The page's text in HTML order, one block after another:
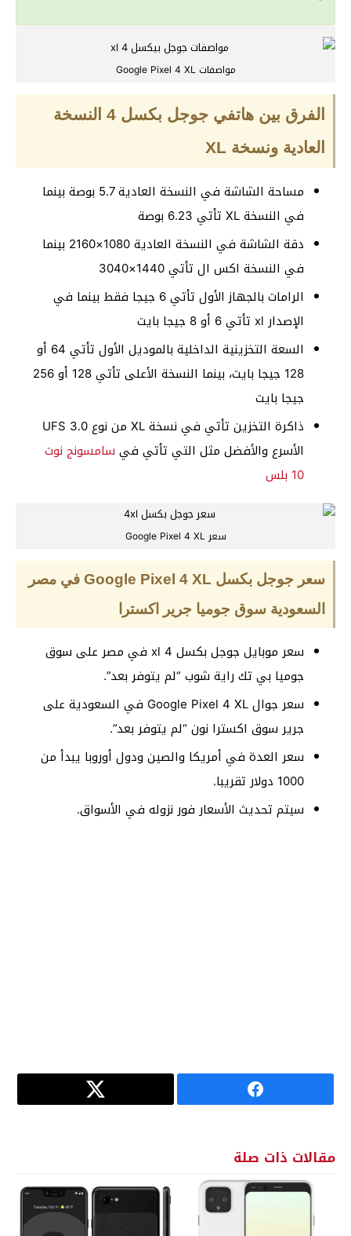
مواصفات Google Pixel 4 XL
الفرق بين هاتفي جوجل بكسل 4 النسخة
العادية ونسخة XL
مساحة الشاشة في النسخة العادية 5.7 بوصة بينما
في النسخة XL تأتي 6.23 بوصة
دقة الشاشة في النسخة العادية 1080×2160 بينما
في النسخة اكس ال تأتي 1440×3040
الرامات بالجهاز الأول تأتي 6 جيجا فقط بينما في
الإصدار xl تأتي 6 أو 8 جيجا بايت
السعة التخزينية الداخلية بالموديل الأول تأتي 64 أو
128 جيجا بايت، بينما النسخة الأعلى تأتي 128 أو 256
جيجا بايت
ذاكرة التخزين تأتي في نسخة XL من نوع UFS 3.0
الأسرع والأفضل مثل التي تأتي في سامسونج نوت
10 بلس
سعر Google Pixel 4 XL
سعر جوجل بكسل Google Pixel 4 XL في مصر
السعودية سوق جوميا جرير اكسترا
سعر موبايل جوجل بكسل 4 xl في مصر على سوق
جوميا بي تك راية شوب “لم يتوفر بعد”.
سعر جوال Google Pixel 4 XL في السعودية على
جرير سوق اكسترا نون “لم يتوفر بعد”.
سعر العدة في أمريكا والصين ودول أوروبا يبدأ من
1000 دولار تقريبا.
سيتم تحديث الأسعار فور نزوله في الأسواق.
مقالات ذات صلة